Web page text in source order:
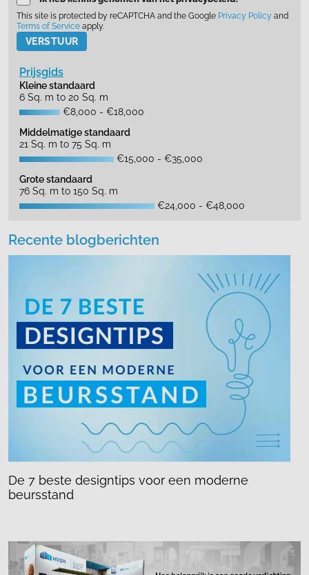
This site is protected by reCAPTCHA and the Google Privacy Policy and
Terms of Service apply.
Please leave this field empty.
Prijsgids
Kleine standaard
6 Sq. m to 20 Sq. m
€8,000 - €18,000
Middelmatige standaard
21 Sq. m to 75 Sq. m
€15,000 - €35,000
Grote standaard
76 Sq. m to 150 Sq. m
€24,000 - €48,000
Recente blogberichten
De 7 beste designtips voor een moderne
beursstand